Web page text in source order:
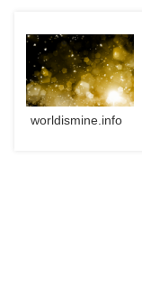
worldismine.info